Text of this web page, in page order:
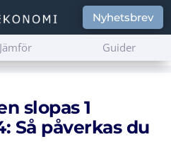
Nyhetsbrev
Jämför Guider
slopas 1
Så påverkas du